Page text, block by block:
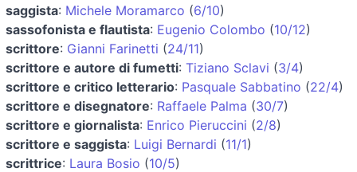
saggista: Michele Moramarco (6/10)
sassofonista e flautista: Eugenio Colombo (10/12)
scrittore: Gianni Farinetti (24/11)
scrittore e autore di fumetti: Tiziano Sclavi (3/4)
scrittore e critico letterario: Pasquale Sabbatino (22/4)
scrittore e disegnatore: Raffaele Palma (30/7)
scrittore e giornalista: Enrico Pieruccini (2/8)
scrittore e saggista: Luigi Bernardi (11/1)
scrittrice: Laura Bosio (10/5)